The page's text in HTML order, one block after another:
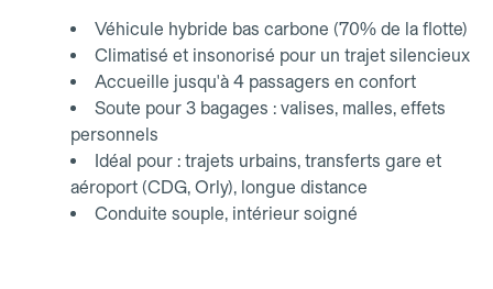
Véhicule hybride bas carbone (70% de la flotte)
Climatisé et insonorisé pour un trajet silencieux
Accueille jusqu'à 4 passagers en confort
Soute pour 3 bagages : valises, malles, effets
personnels
Idéal pour : trajets urbains, transferts gare et
aéroport (CDG, Orly), longue distance
Conduite souple, intérieur soigné